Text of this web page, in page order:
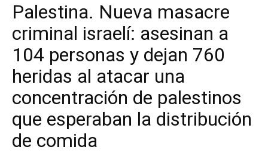
Palestina. Nueva masacre
criminal israelí: asesinan a
104 personas y dejan 760
heridas al atacar una
concentración de palestinos
que esperaban la distribución
de comida